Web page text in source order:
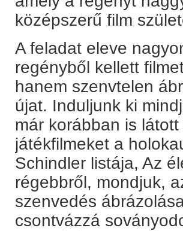
középszerű film
A feladat eleve
regényből kellett
hanem szenvtelen
újat. Induljunk ki
már korábban is
játékfilmeket a
Schindler listája, Az
régebbről, mondjuk,
szenvedés
csontvázzá